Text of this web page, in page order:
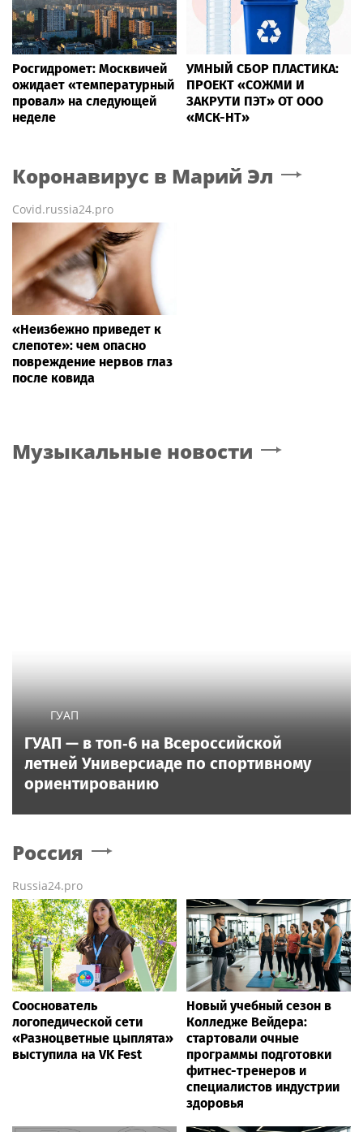
Росгидромет: Москвичей
ожидает «температурный
провал» на следующей
неделе
УМНЫЙ СБОР ПЛАСТИКА:
ПРОЕКТ «СОЖМИ И
ЗАКРУТИ ПЭТ» ОТ ООО
«МСК-НТ»
Коронавирус в Марий Эл
Covid.russia24.pro
«Неизбежно приведет к
слепоте»: чем опасно
повреждение нервов глаз
после ковида
Музыкальные новости
ГУАП
ГУАП — в топ‑6 на Всероссийской
летней Универсиаде по спортивному
ориентированию
Россия
Russia24.pro
Сооснователь
логопедической сети
«Разноцветные цыплята»
выступила на VK Fest
Новый учебный сезон в
Колледже Вейдера:
стартовали очные
программы подготовки
фитнес-тренеров и
специалистов индустрии
здоровья